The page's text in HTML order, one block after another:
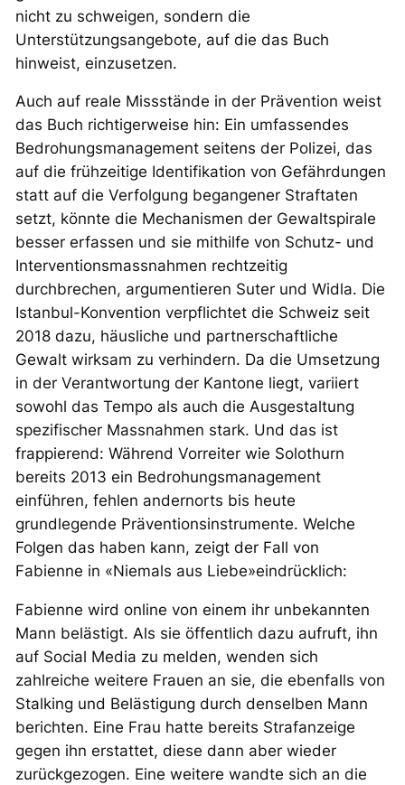
nicht zu schweigen, sondern die
Unterstützungsangebote, auf die das Buch
hinweist, einzusetzen.
Auch auf reale Missstände in der Prävention weist
das Buch richtigerweise hin: Ein umfassendes
Bedrohungsmanagement seitens der Polizei, das
auf die frühzeitige Identifikation von Gefährdungen
statt auf die Verfolgung begangener Straftaten
setzt, könnte die Mechanismen der Gewaltspirale
besser erfassen und sie mithilfe von Schutz- und
Interventionsmassnahmen rechtzeitig
durchbrechen, argumentieren Suter und Widla. Die
Istanbul-Konvention verpflichtet die Schweiz seit
2018 dazu, häusliche und partnerschaftliche
Gewalt wirksam zu verhindern. Da die Umsetzung
in der Verantwortung der Kantone liegt, variiert
sowohl das Tempo als auch die Ausgestaltung
spezifischer Massnahmen stark. Und das ist
frappierend: Während Vorreiter wie Solothurn
bereits 2013 ein Bedrohungsmanagement
einführen, fehlen andernorts bis heute
grundlegende Präventionsinstrumente. Welche
Folgen das haben kann, zeigt der Fall von
Fabienne in «Niemals aus Liebe»eindrücklich:
Fabienne wird online von einem ihr unbekannten
Mann belästigt. Als sie öffentlich dazu aufruft, ihn
auf Social Media zu melden, wenden sich
zahlreiche weitere Frauen an sie, die ebenfalls von
Stalking und Belästigung durch denselben Mann
berichten. Eine Frau hatte bereits Strafanzeige
gegen ihn erstattet, diese dann aber wieder
zurückgezogen. Eine weitere wandte sich an die